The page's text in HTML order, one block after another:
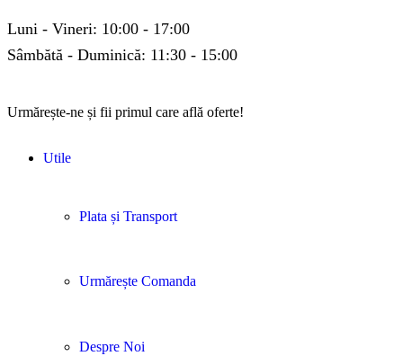
Luni - Vineri: 10:00 - 17:00
Sâmbătă - Duminică: 11:30 - 15:00
Urmărește-ne și fii primul care află oferte!
Utile
Plata și Transport
Urmărește Comanda
Despre Noi